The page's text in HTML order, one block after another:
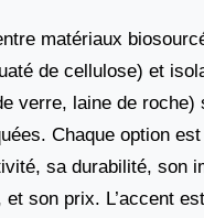
matériaux
de cellulose) et
verre, laine de roche)
Chaque option
sa durabilité, son
et son prix. L’accent